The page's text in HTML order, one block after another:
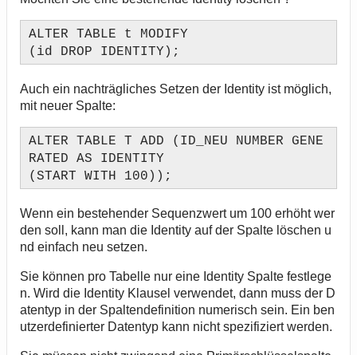
ALTER TABLE t MODIFY
(id DROP IDENTITY);
Auch ein nachträgliches Setzen der Identity ist möglich,
mit neuer Spalte:
ALTER TABLE T ADD (ID_NEU NUMBER GENE
RATED AS IDENTITY
(START WITH 100));
Wenn ein bestehender Sequenzwert um 100 erhöht wer
den soll, kann man die Identity auf der Spalte löschen u
nd einfach neu setzen.
Sie können pro Tabelle nur eine Identity Spalte festlege
n. Wird die Identity Klausel verwendet, dann muss der D
atentyp in der Spaltendefinition numerisch sein. Ein ben
utzerdefinierter Datentyp kann nicht spezifiziert werden.